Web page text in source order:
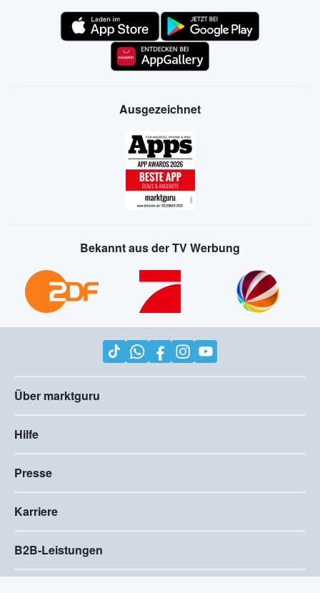
Ausgezeichnet
Bekannt aus der TV Werbung
Über marktguru
Hilfe
Presse
Karriere
B2B-Leistungen